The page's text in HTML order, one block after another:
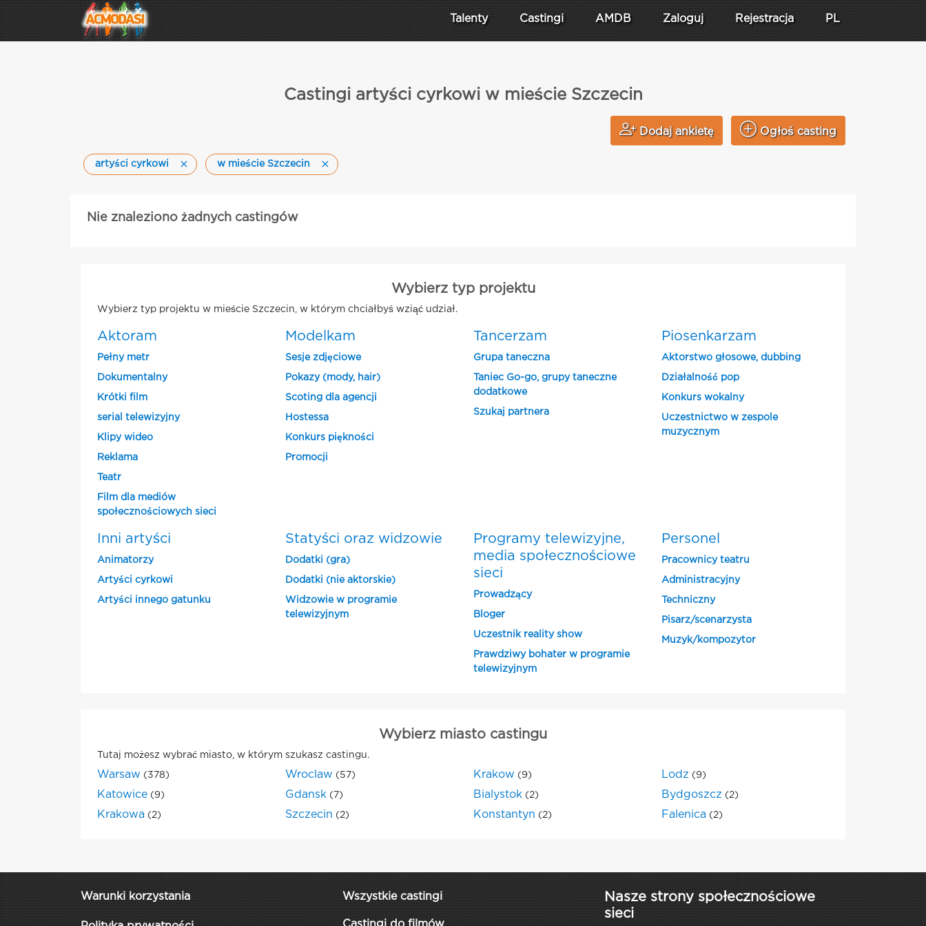
Talenty Castingi AMDB Zaloguj Rejestracja PL
Castingi artyści cyrkowi w mieście Szczecin
Dodaj ankietę Ogłoś casting
artyści cyrkowi w mieście Szczecin
Nie znaleziono żadnych castingów
Wybierz typ projektu
Wybierz typ projektu w mieście Szczecin, w którym chciałbyś wziąć udział.
Aktoram
Pełny metr
Dokumentalny
Krótki film
serial telewizyjny
Klipy wideo
Reklama
Teatr
Film dla mediów
społecznościowych sieci
Modelkam
Sesje zdjęciowe
Pokazy (mody, hair)
Scoting dla agencji
Hostessa
Konkurs piękności
Promocji
Tancerzam
Grupa taneczna
Taniec Go-go, grupy taneczne
dodatkowe
Szukaj partnera
Piosenkarzam
Aktorstwo głosowe, dubbing
Działalność pop
Konkurs wokalny
Uczestnictwo w zespole
muzycznym
Inni artyści
Animatorzy
Artyści cyrkowi
Artyści innego gatunku
Statyści oraz widzowie
Dodatki (gra)
Dodatki (nie aktorskie)
Widzowie w programie
telewizyjnym
Programy telewizyjne,
media społecznościowe
sieci
Prowadzący
Bloger
Uczestnik reality show
Prawdziwy bohater w programie
telewizyjnym
Personel
Pracownicy teatru
Administracyjny
Techniczny
Pisarz/scenarzysta
Muzyk/kompozytor
Wybierz miasto castingu
Tutaj możesz wybrać miasto, w którym szukasz castingu.
Warsaw (378) Wroclaw (57) Krakow (9) Lodz (9)
Katowice (9) Gdansk (7) Bialystok (2) Bydgoszcz (2)
Krakowa (2) Szczecin (2) Konstantyn (2) Falenica (2)
Warunki korzystania Wszystkie castingi
Nasze strony społecznościowe
sieci